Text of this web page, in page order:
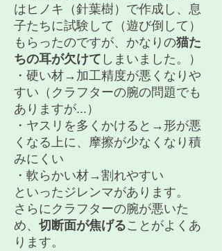
はヒノキ（針葉樹）で作成し、息
子たちに試験して（遊び倒して）
もらったのですが、かなりの猫た
ちの耳が欠けて しまいました。）
・硬い材→加工精度が悪くなりや
すい（クラフターの腕の問題でも
ありますが...）
・ヤスリを多くかけると→形が悪
くなる上に、摩擦が少なくなり積
みにくい
・軟らかい材→割れやすい
といったジレンマがあります。
​さらにクラフターの腕が悪いた
め、 切断面が焦げることがよくあ
ります。